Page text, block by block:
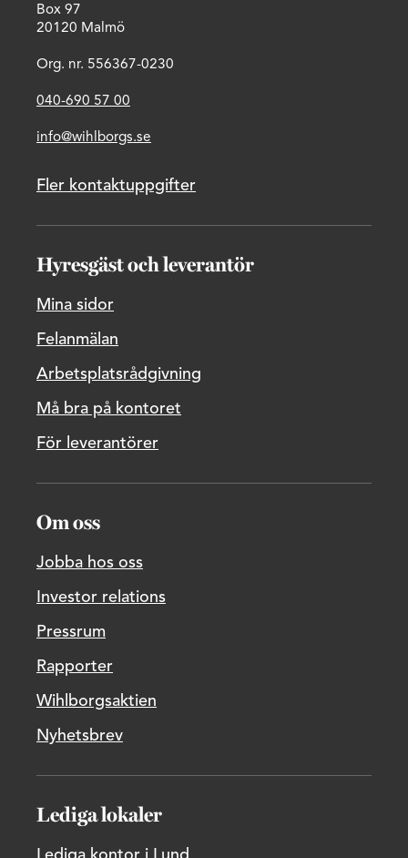
Box 97
20120 Malmö
Org. nr. 556367-0230
040-690 57 00
info@wihlborgs.se
Fler kontaktuppgifter
Hyresgäst och leverantör
Mina sidor
Felanmälan
Arbetsplatsrådgivning
Må bra på kontoret
För leverantörer
Om oss
Jobba hos oss
Investor relations
Pressrum
Rapporter
Wihlborgsaktien
Nyhetsbrev
Lediga lokaler